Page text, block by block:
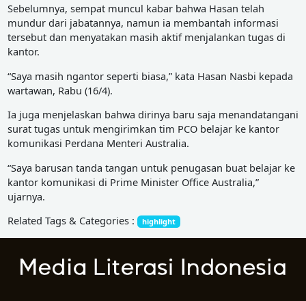
Sebelumnya, sempat muncul kabar bahwa Hasan telah
mundur dari jabatannya, namun ia membantah informasi
tersebut dan menyatakan masih aktif menjalankan tugas di
kantor.
“Saya masih ngantor seperti biasa,” kata Hasan Nasbi kepada
wartawan, Rabu (16/4).
Ia juga menjelaskan bahwa dirinya baru saja menandatangani
surat tugas untuk mengirimkan tim PCO belajar ke kantor
komunikasi Perdana Menteri Australia.
“Saya barusan tanda tangan untuk penugasan buat belajar ke
kantor komunikasi di Prime Minister Office Australia,”
ujarnya.
Related Tags & Categories :
highlight